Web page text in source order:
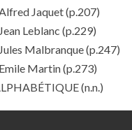
Jaquet(p.207)
Leblanc (p.229)
Malbranque(p.247)
Martin(p.273)
(n.n.)